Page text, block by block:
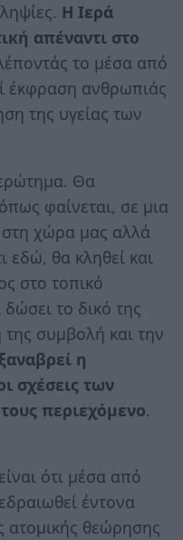
Η Ιερά
απέναντι στο
το μέσα από
έκφραση ανθρωπιάς
της υγείας των
Θα
φαίνεται, σε μια
χώρα μας αλλά
εδώ, θα κληθεί και
στο τοπικό
το δικό της
της συμβολή και την
η
σχέσεις των
περιεχόμενο.
ότι μέσα από
έντονα
ατομικής θεώρησης